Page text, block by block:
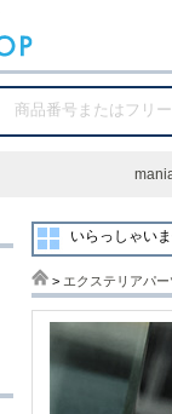
いらっしゃい
> エクステリアパー